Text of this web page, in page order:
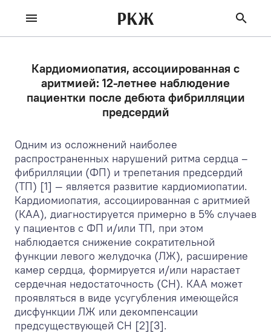
РКЖ
Кардиомиопатия, ассоциированная с
аритмией: 12-летнее наблюдение
пациентки после дебюта фибрилляции
предсердий
Одним из осложнений наиболее
распространенных нарушений ритма сердца –
фибрилляции (ФП) и трепетания предсердий
(ТП) [1] — является развитие кардиомиопатии.
Кардиомиопатия, ассоциированная с аритмией
(КАА), диагностируется примерно в 5% случаев
у пациентов с ФП и/или ТП, при этом
наблюдается снижение сократительной
функции левого желудочка (ЛЖ), расширение
камер сердца, формируется и/или нарастает
сердечная недостаточность (СН). КАА может
проявляться в виде усугубления имеющейся
дисфункции ЛЖ или декомпенсации
предсуществующей СН [2][3].